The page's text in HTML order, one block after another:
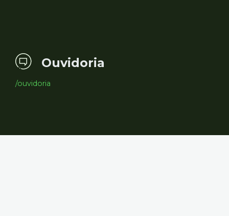
Ouvidoria
/ouvidoria